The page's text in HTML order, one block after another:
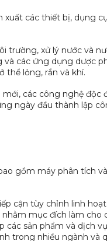
các thiết bị, dụng
trường, xử lý nước và
các ứng dụng dược
thể lỏng, rắn và khí.
các công nghệ độc
ngày đầu thành lập
gồm máy phân tích
cận tùy chỉnh linh
mục đích làm cho
sản phẩm và dịch
trong nhiều ngành và